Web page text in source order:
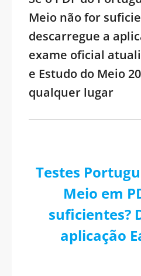
Meio não for
descarregue a
exame oficial
e Estudo do Meio
qualquer lugar
Testes
Meio em
suficientes?
aplicação